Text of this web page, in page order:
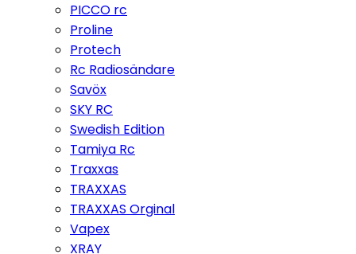
PICCO rc
Proline
Protech
Rc Radiosändare
Savöx
SKY RC
Swedish Edition
Tamiya Rc
Traxxas
TRAXXAS
TRAXXAS Orginal
Vapex
XRAY